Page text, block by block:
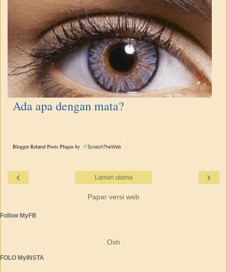
Ada apa dengan mata?
Blogger Related Posts Plugin by
‹ ›
Laman utama
Papar versi web
Follow MyFB
Osh
FOLO MyINSTA